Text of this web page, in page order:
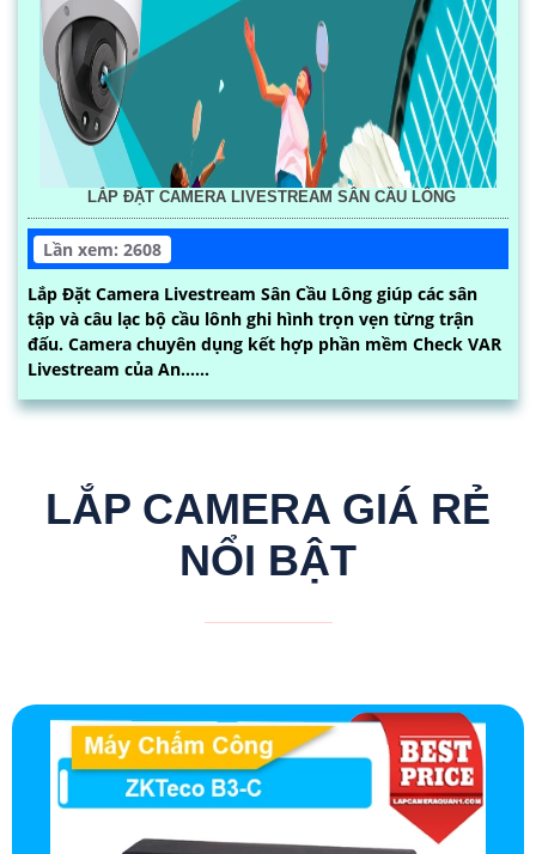
LẮP ĐẶT CAMERA LIVESTREAM SÂN CẦU LÔNG
Lần xem: 2608
Lắp Đặt Camera Livestream Sân Cầu Lông giúp các sân
tập và câu lạc bộ cầu lônh ghi hình trọn vẹn từng trận
đấu. Camera chuyên dụng kết hợp phần mềm Check VAR
Livestream của An......
LẮP CAMERA GIÁ RẺ
NỔI BẬT